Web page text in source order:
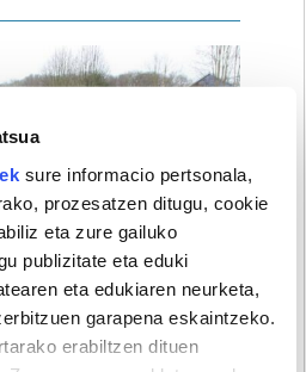
sure informacio pertsonala,
prozesatzen ditugu, cookie
eta zure gailuko
publizitate eta eduki
eta edukiaren neurketa,
garapena eskaintzeko.
erabiltzen dituen
eta dantza saioa